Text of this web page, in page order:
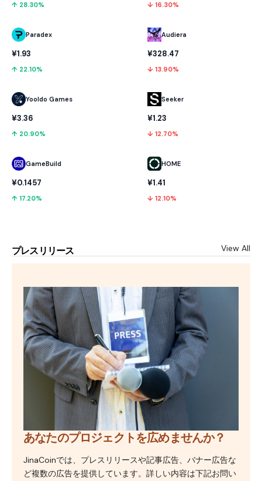
↑ 28.30%
Paradex
¥1.93
↑ 22.10%
Yooldo Games
¥3.36
↑ 20.90%
GameBuild
¥0.1457
↑ 17.20%
↓ 16.30%
Audiera
¥328.47
↓ 13.90%
Seeker
¥1.23
↓ 12.70%
HOME
¥1.41
↓ 12.10%
プレスリリース View All
あなたのプロジェクトを広めませんか？
JinaCoinでは、プレスリリースや記事広告、バナー広告な
ど複数の広告を提供しています。詳しい内容は下記お問い